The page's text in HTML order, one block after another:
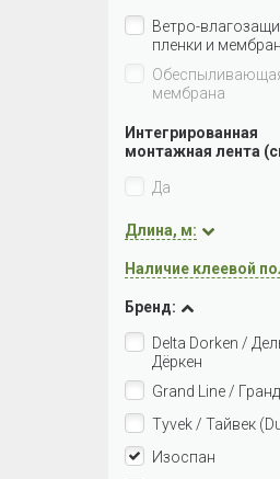
Ветро-
пленки и
мембрана
Интегрированная
монтажная лента
Да
Длина, м:
Наличие клеевой
Бренд:
Delta Dorken /
Дёркен
Grand Line /
Tyvek / Тайвек
Изоспан